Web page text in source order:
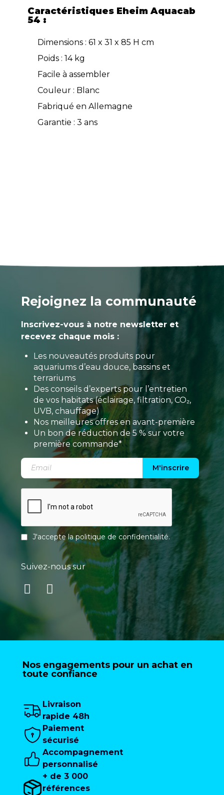
Caractéristiques Eheim Aquacab
54 :
Dimensions : 61 x 31 x 85 H cm
Poids : 14 kg
Facile à assembler
Couleur : Blanc
Fabriqué en Allemagne
Garantie : 3 ans
Rejoignez la communauté
Inscrivez-vous à notre newsletter et
recevez chaque mois :
Les nouveautés produits pour
aquariums d’eau douce, bassins et
terrariums
Des conseils d’experts pour l’entretien
de vos habitats (éclairage, filtration, CO₂,
UVB, chauffage)
Nos meilleures offres en avant-première
Un bon de réduction de 5 % sur votre
première commande*
M'inscrire
J'accepte lapolitique de confidentialité.
Suivez-nous sur
Nos engagements pour un achat en
toute confiance
Livraison
rapide 48h
Paiement
sécurisé
Accompagnement
personnalisé
+ de 3 000
références